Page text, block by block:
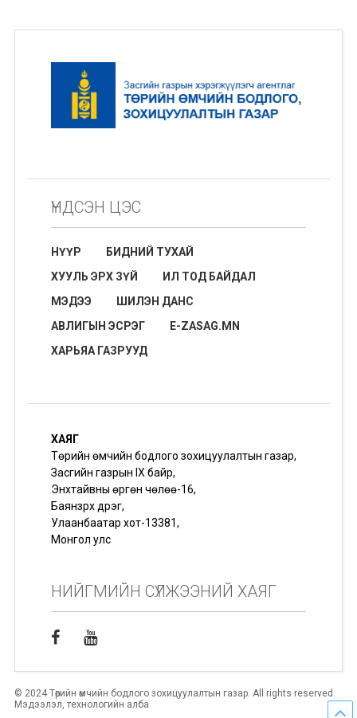
ҮНДСЭН ЦЭС
НҮҮР
БИДНИЙ ТУХАЙ
ХУУЛЬ ЭРХ ЗҮЙ
ИЛ ТОД БАЙДАЛ
МЭДЭЭ
ШИЛЭН ДАНС
АВЛИГЫН ЭСРЭГ
E-ZASAG.MN
ХАРЬЯА ГАЗРУУД
ХАЯГ
Төрийн өмчийн бодлого зохицуулалтын газар,
Засгийн газрын IX байр,
Энхтайвны өргөн чөлөө-16,
Баянзүрх дүүрэг,
Улаанбаатар хот-13381,
Монгол улс
НИЙГМИЙН СҮЛЖЭЭНИЙ ХАЯГ
© 2024 Төрийн өмчийн бодлого зохицуулалтын газар. All rights reserved.
Мэдээлэл, технологийн алба